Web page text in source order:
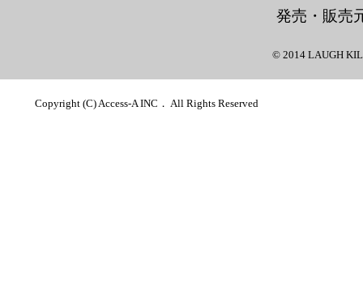
発売・販売
© 2014 LAUGH
Copyright (C) Access-A INC． All Rights Reserved